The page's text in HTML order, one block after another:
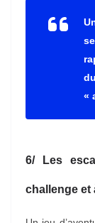
«
6/ Les
challenge et